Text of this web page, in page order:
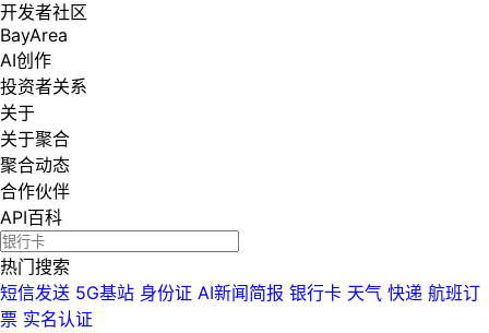
开发者社区
BayArea
AI创作
投资者关系
关于
关于聚合
聚合动态
合作伙伴
API百科
热门搜索
短信发送 5G基站 身份证 AI新闻简报 银行卡 天气 快递 航班订
票 实名认证